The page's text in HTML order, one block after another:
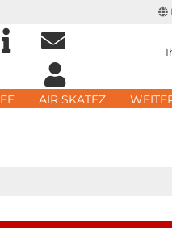
auswählen
E-Mail
AIR SKATEZ